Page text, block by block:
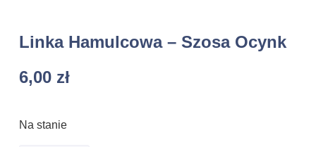
Linka Hamulcowa – Szosa Ocynk
6,00 zł
Na stanie